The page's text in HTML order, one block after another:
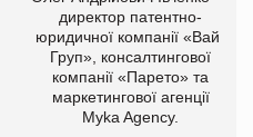
директор патентно-
юридичної компанії «Вайз
Груп», консалтингової
компанії «Парето» та
маркетингової агенції
Myka Agency.